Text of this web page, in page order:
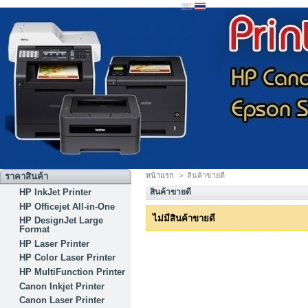
ราคาสินค้า
HP InkJet Printer
HP Officejet All-in-One
HP DesignJet Large
Format
HP Laser Printer
HP Color Laser Printer
HP MultiFunction Printer
Canon Inkjet Printer
Canon Laser Printer
หน้าแรก > สินค้าขายดี
สินค้าขายดี
ไม่มีสินค้าขายดี